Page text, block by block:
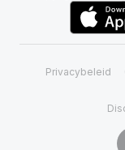
Privacybeleid